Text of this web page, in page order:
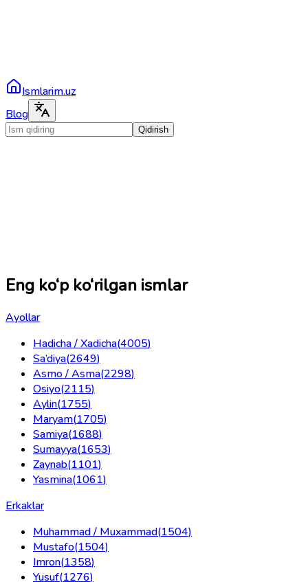
Ismlarim.uz
Blog
Qidirish
Eng ko‘p ko‘rilgan ismlar
Ayollar
Hadicha / Xadicha(4005)
Sa’diya(2649)
Asmo / Asma(2298)
Osiyo(2115)
Aylin(1755)
Maryam(1705)
Samiya(1688)
Sumayya(1653)
Zaynab(1101)
Yasmina(1061)
Erkaklar
Muhammad / Muxammad(1504)
Mustafo(1504)
Imron(1358)
Yusuf(1276)